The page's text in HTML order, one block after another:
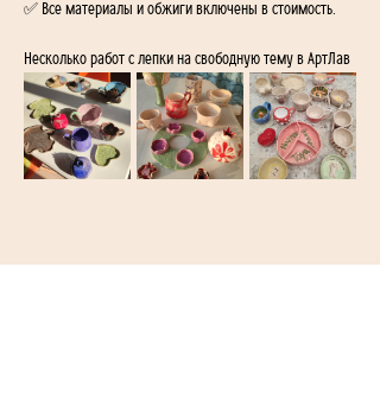
✅ Все материалы и обжиги включены в стоимость.
Несколько работ с лепки на свободную тему в АртЛав